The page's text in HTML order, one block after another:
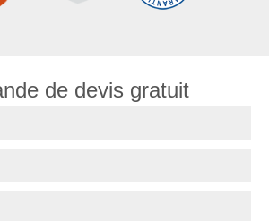
de devis gratuit